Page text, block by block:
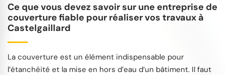
Ce que vous devez savoir sur une entreprise de
couverture fiable pour réaliser vos travaux à
Castelgaillard
La couverture est un élément indispensable pour
l’étanchéité et la mise en hors d’eau d’un bâtiment. Il faut